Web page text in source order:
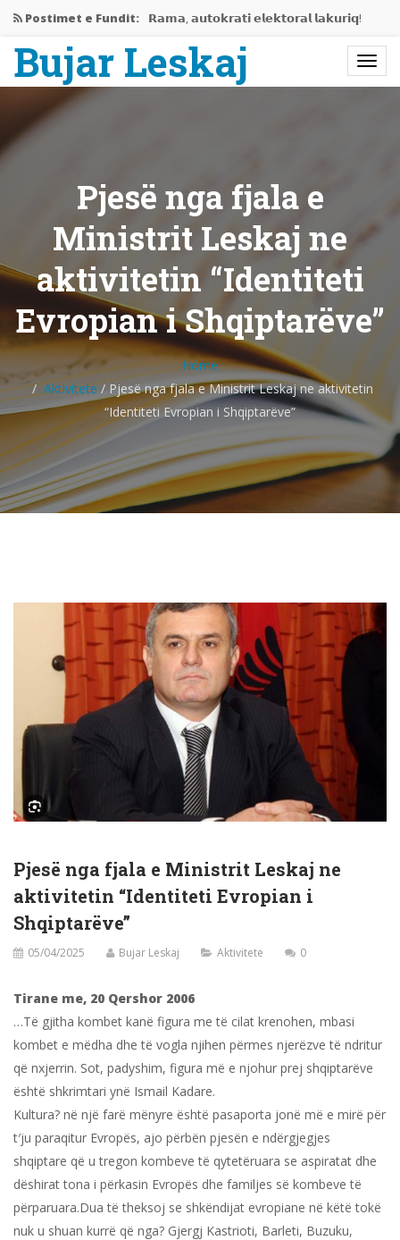
Postimet e Fundit: 𝗥𝗮𝗺𝗮, 𝗮𝘂𝘁𝗼𝗸𝗿𝗮𝘁𝗶 𝗲𝗹𝗲𝗸𝘁𝗼𝗿𝗮𝗹 𝗹𝗮𝗸𝘂𝗿𝗶𝗾!
Jemi në mes të krizës…
Rama gati të përjashtojë Shqipërinë…
Bashkëbisedim me Bujar Leskaj
Bujar Leskaj
Pjesë nga fjala e
Ministrit Leskaj ne
aktivitetin “Identiteti
Evropian i Shqiptarëve”
Home
Aktivitete /Pjesë nga fjala e Ministrit Leskaj ne aktivitetin
“Identiteti Evropian i Shqiptarëve”
Pjesë nga fjala e Ministrit Leskaj ne
aktivitetin “Identiteti Evropian i
Shqiptarëve”
05/04/2025 Bujar Leskaj Aktivitete 0
Tirane me, 20 Qershor 2006
…Të gjitha kombet kanë figura me të cilat krenohen, mbasi
kombet e mëdha dhe të vogla njihen përmes njerëzve të ndritur
që nxjerrin. Sot, padyshim, figura më e njohur prej shqiptarëve
është shkrimtari ynë Ismail Kadare.
Kultura? në një farë mënyre është pasaporta jonë më e mirë për
t′ju paraqitur Evropës, ajo përbën pjesën e ndërgjegjes
shqiptare që u tregon kombeve të qytetëruara se aspiratat dhe
dëshirat tona i përkasin Evropës dhe familjes së kombeve të
përparuara.Dua të theksoj se shkëndijat evropiane në këtë tokë
nuk u shuan kurrë që nga? Gjergj Kastrioti, Barleti, Buzuku,